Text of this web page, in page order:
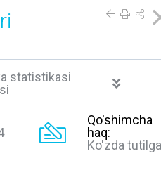
statistikasi
Qo'shimcha
haq:
Ko'zda